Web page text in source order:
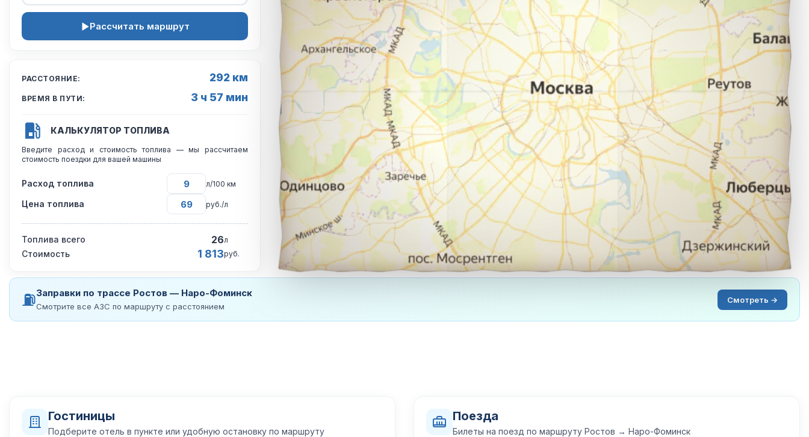
Рассчитать маршрут
РАССТОЯНИЕ: 292 км
ВРЕМЯ В ПУТИ: 3 ч 57 мин
КАЛЬКУЛЯТОР ТОПЛИВА
Введите расход и стоимость топлива — мы рассчитаем
стоимость поездки для вашей машины
Расход топлива л/100 км
Цена топлива руб./л
Топлива всего 26л
Стоимость 1 813руб.
⛽Заправки по трассе Ростов — Наро-Фоминск
Смотрите все АЗС по маршруту с расстоянием
Смотреть →
Гостиницы
Подберите отель в пункте или удобную остановку по маршруту
Поезда
Билеты на поезд по маршруту Ростов → Наро-Фоминск